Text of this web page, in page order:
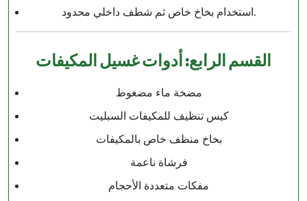
استخدام بخاخ خاص ثم شطف داخلي محدود.
القسم الرابع: أدوات غسيل المكيفات
مضخة ماء مضغوط
كيس تنظيف للمكيفات السبليت
بخاخ منظف خاص بالمكيفات
فرشاة ناعمة
مفكات متعددة الأحجام